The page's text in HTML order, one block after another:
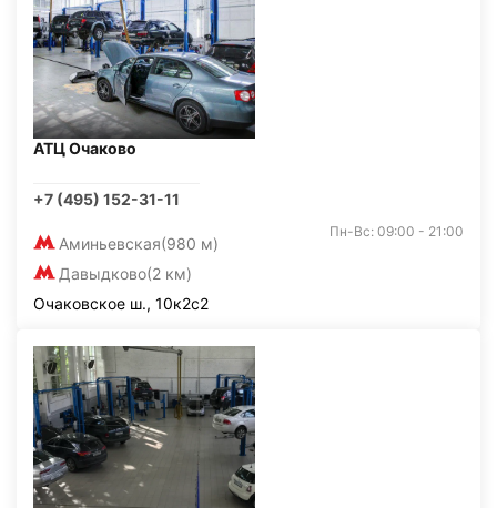
АТЦ Очаково
+7 (495) 152-31-11
Аминьевская(980 м)
Давыдково(2 км)
Пн-Вс: 09:00 - 21:00
Очаковское ш., 10к2с2